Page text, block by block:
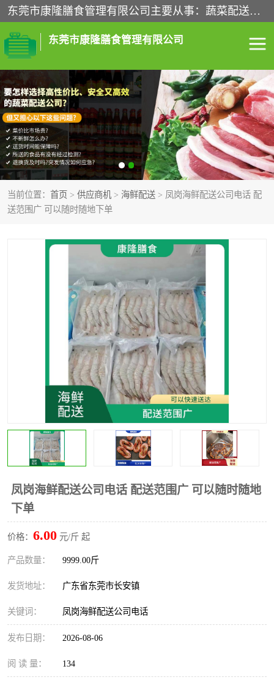
东莞市康隆膳食管理有限公司主要从事：蔬菜配送、食堂承包、企业工厂食堂承包、机关单位食堂承包、调味品配送、粮油配送、干货配送、副食配送、水果配送、海鲜配送等业务，东莞蔬菜配送电话，咨询在线客服。
东莞市康隆膳食管理有限公司
当前位置： 首页 > 供应商机 > 海鲜配送 > 凤岗海鲜配送公司电话 配
送范围广 可以随时随地下单
凤岗海鲜配送公司电话 配送范围广 可以随时随地
下单
价格： 6.00 元/斤 起
产品数量： 9999.00斤
发货地址： 广东省东莞市长安镇
关键词： 凤岗海鲜配送公司电话
发布日期： 2026-08-06
阅 读 量： 134
食堂承包 蔬菜配送
粮油配送 鲜肉配送
海鲜配送 食材配送
调料配送 企业工厂食堂承包
副食配送